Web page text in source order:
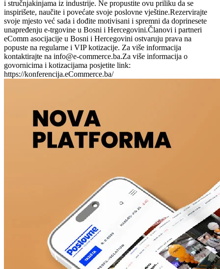
i stručnjakinjama iz industrije. Ne propustite ovu priliku da se
inspirišete, naučite i povećate svoje poslovne vještine.Rezervirajte
svoje mjesto već sada i dođite motivisani i spremni da doprinesete
unapređenju e-trgovine u Bosni i Hercegovini.Članovi i partneri
eComm asocijacije u Bosni i Hercegovini ostvaruju prava na
popuste na regularne i VIP kotizacije. Za više informacija
kontaktirajte na info@e-commerce.ba.Za više informacija o
govornicima i kotizacijama posjetite link:
https://konferencija.eCommerce.ba/